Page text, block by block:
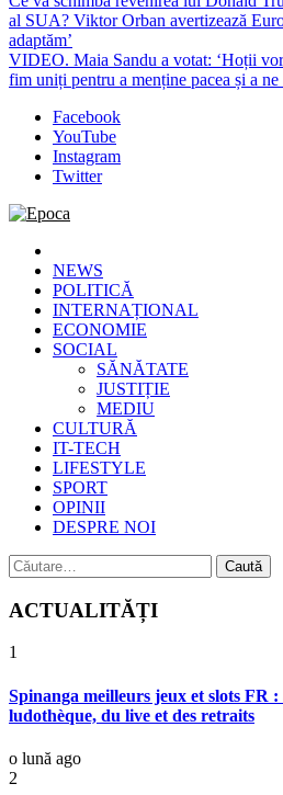
al SUA? Viktor Orban avertizează
adaptăm’
VIDEO. Maia Sandu a votat: ‘Hoții vor
fim uniți pentru a menține pacea și a ne
Facebook
YouTube
Instagram
Twitter
Epoca
Cele mai noi știri online din România
NEWS
POLITICĂ
INTERNAȚIONAL
ECONOMIE
SOCIAL
SĂNĂTATE
JUSTIȚIE
MEDIU
CULTURĂ
IT-TECH
LIFESTYLE
SPORT
OPINII
DESPRE NOI
Caută
după:
ACTUALITĂȚI
1
Spinanga meilleurs jeux et slots FR :
ludothèque, du live et des retraits
o lună ago
2